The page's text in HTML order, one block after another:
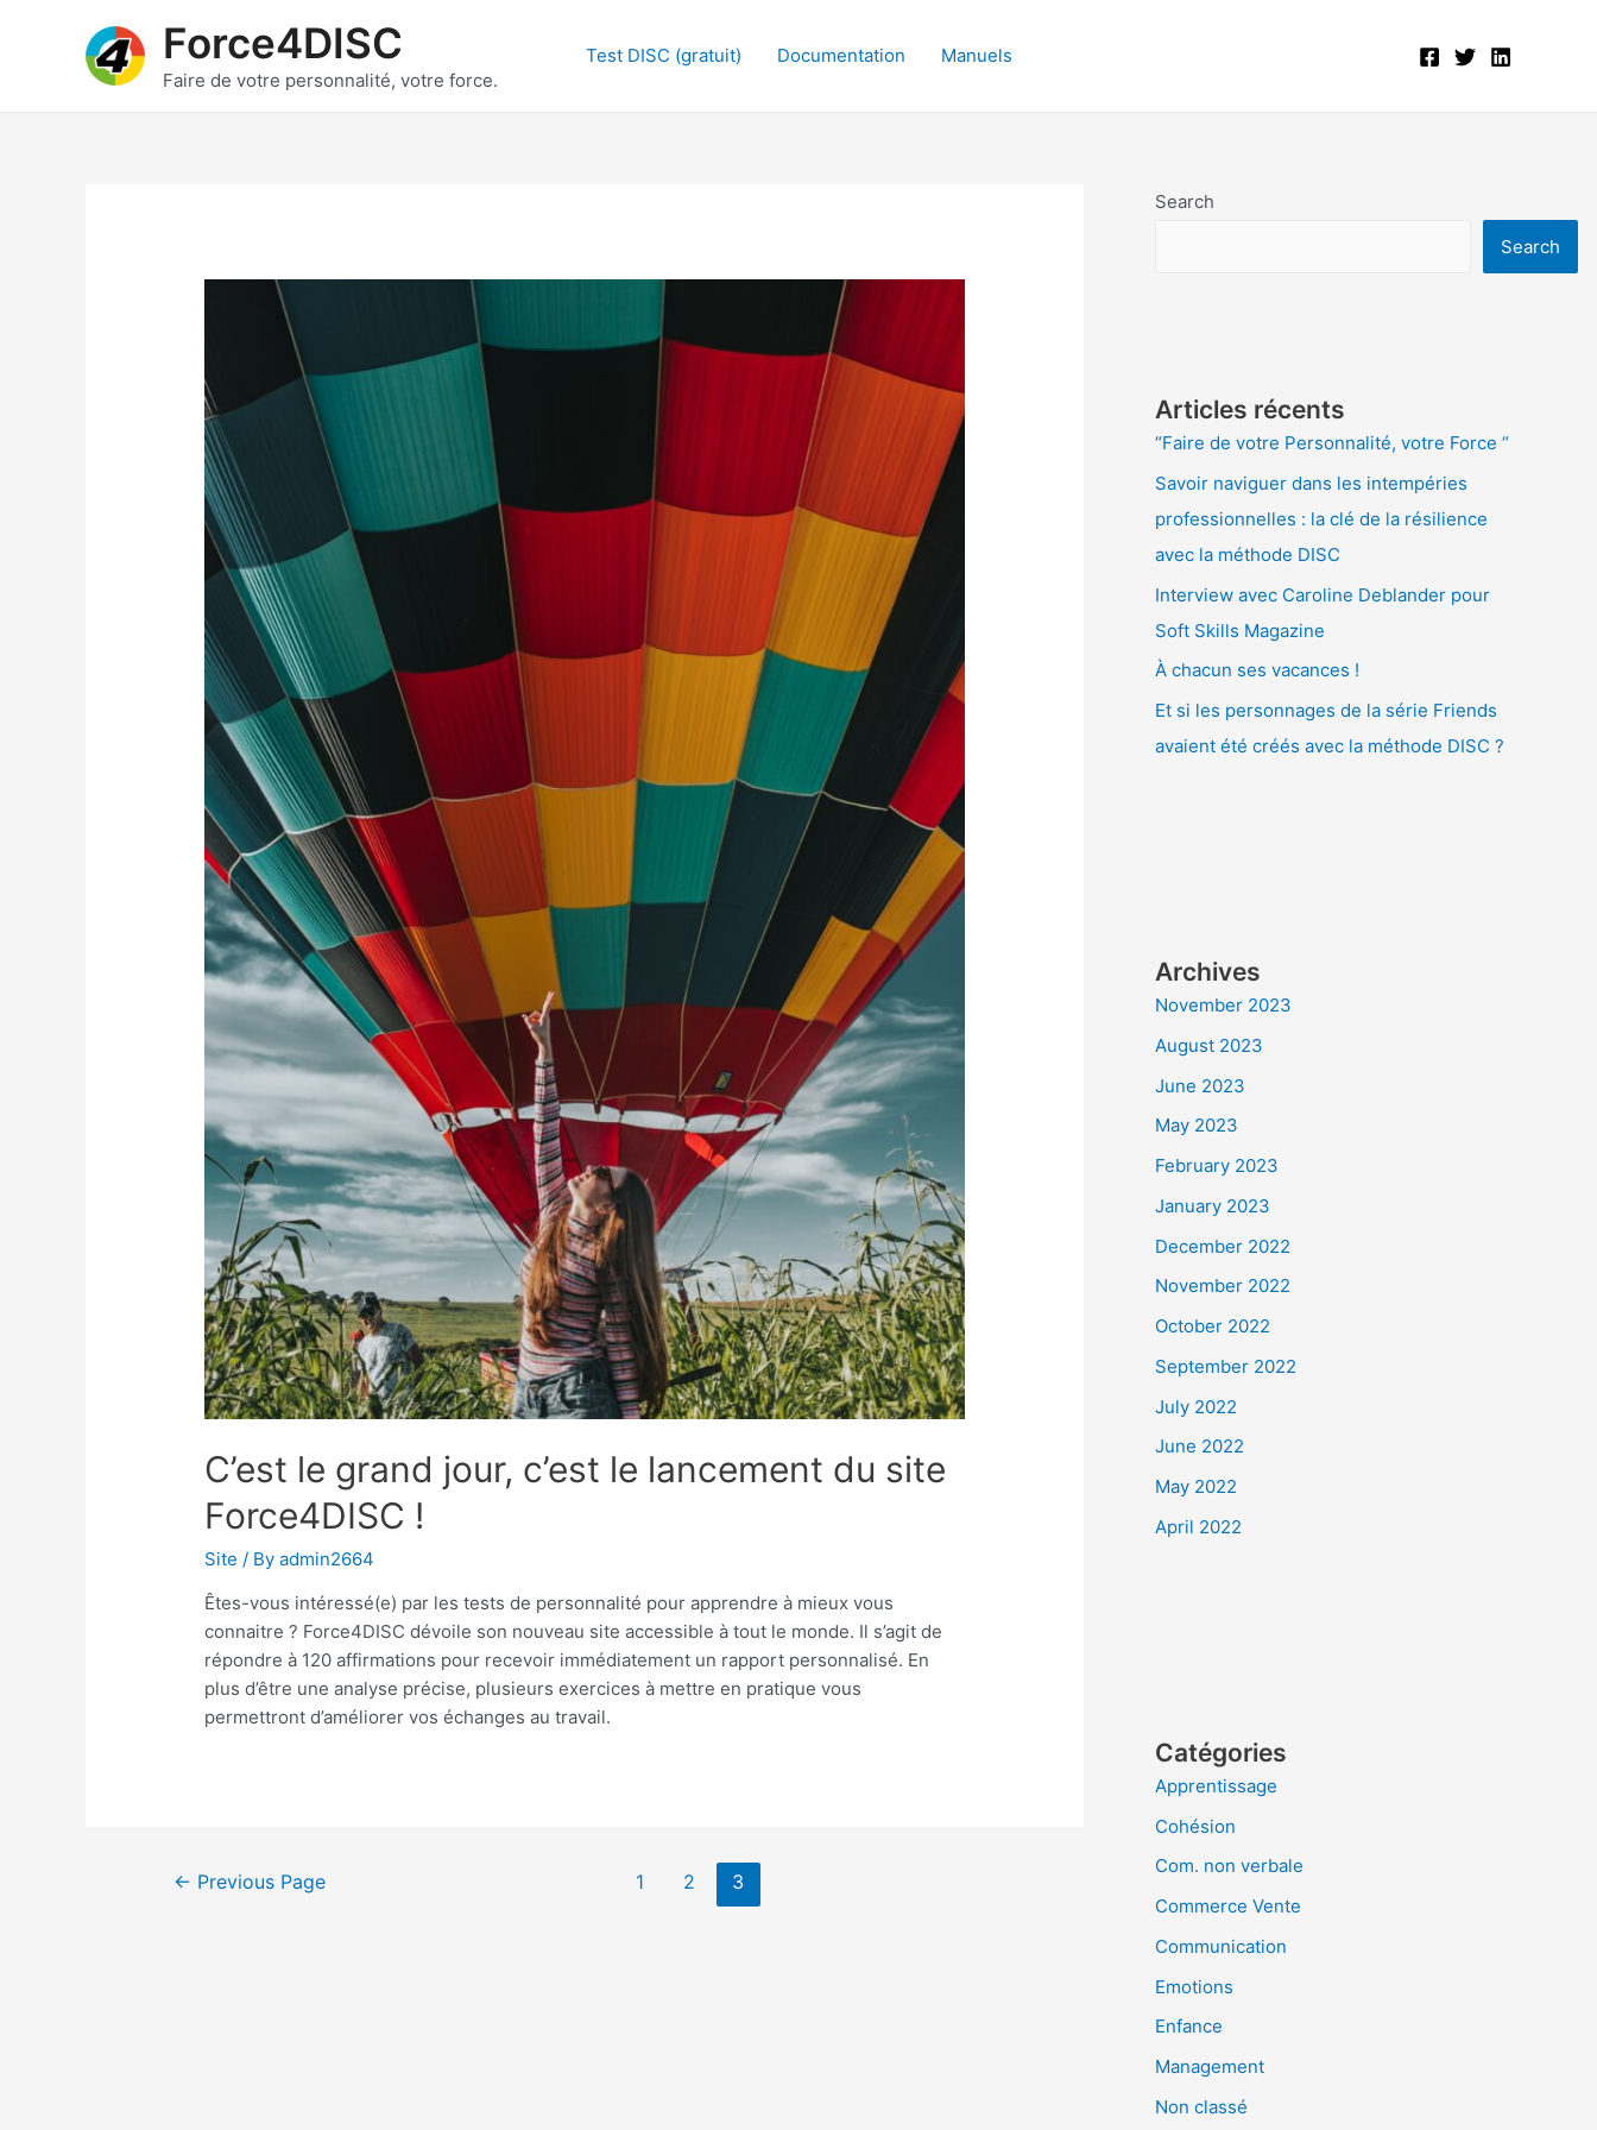
Force4DISC
Faire de votre personnalité, votre force.
Test DISC (gratuit) Documentation Manuels
C’est le grand jour, c’est le lancement du site
Force4DISC !
Site / Byadmin2664
Êtes-vous intéressé(e) par les tests de personnalité pour apprendre à mieux vous
connaitre ? Force4DISC dévoile son nouveau site accessible à tout le monde. Il s’agit de
répondre à 120 affirmations pour recevoir immédiatement un rapport personnalisé. En
plus d’être une analyse précise, plusieurs exercices à mettre en pratique vous
permettront d’améliorer vos échanges au travail.
Posts
← Previous Page 1 2 3
Search
Search
Articles récents
“Faire de votre Personnalité, votre Force “
Savoir naviguer dans les intempéries
professionnelles : la clé de la résilience
avec la méthode DISC
Interview avec Caroline Deblander pour
Soft Skills Magazine
À chacun ses vacances !
Et si les personnages de la série Friends
avaient été créés avec la méthode DISC ?
Archives
November 2023
August 2023
June 2023
May 2023
February 2023
January 2023
December 2022
November 2022
October 2022
September 2022
July 2022
June 2022
May 2022
April 2022
Catégories
Apprentissage
Cohésion
Com. non verbale
Commerce Vente
Communication
Emotions
Enfance
Management
Non classé